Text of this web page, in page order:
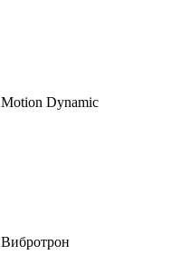
Motion Dynamic
Вибротрон